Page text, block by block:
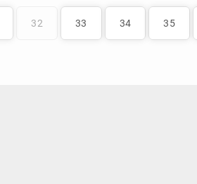
32 33 34 35